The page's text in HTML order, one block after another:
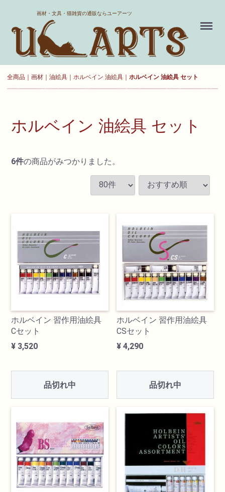
画材・文具・猫雑貨の通販ならユーアーツ
Menu
全商品 画材 油絵具 ホルベイン 油絵具 ホルベイン 油絵具 セット
ホルベイン 油絵具 セット
6件の商品がみつかりました。
ホルベイン 習作用油絵具
Cセット
¥ 3,520
品切れ中
ホルベイン 習作用油絵具
CSセット
¥ 4,290
品切れ中
ホーム
送料について
新規会員登録
カート
油絵具